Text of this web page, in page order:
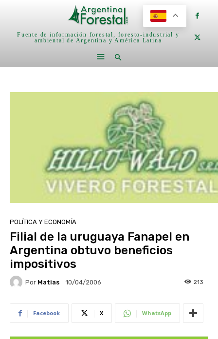
Fuente de información forestal, foresto-industrial y
ambiental de Argentina y América Latina
POLÍTICA Y ECONOMÍA
Filial de la uruguaya Fanapel en
Argentina obtuvo beneficios
impositivos
Por Matias 10/04/2006 213
Facebook X WhatsApp